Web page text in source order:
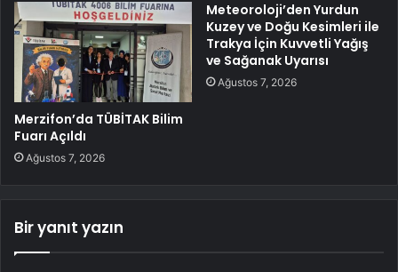
Merzifon’da TÜBİTAK Bilim
Fuarı Açıldı
Ağustos 7, 2026
Meteoroloji’den Yurdun
Kuzey ve Doğu Kesimleri ile
Trakya İçin Kuvvetli Yağış
ve Sağanak Uyarısı
Ağustos 7, 2026
Bir yanıt yazın